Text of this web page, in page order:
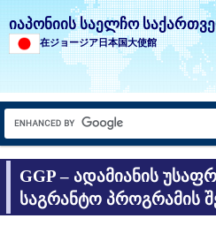
იაპონიის საელჩო
在ジョージア日本国大使館
GGP – ადამიანის
საგრანტო პროგრამის